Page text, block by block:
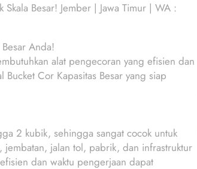
Besar! Jember | Jawa Timur | WA :
Anda!
alat pengecoran yang efisien dan
Cor Kapasitas Besar yang siap
2 kubik, sehingga sangat cocok untuk
jalan tol, pabrik, dan infrastruktur
dan waktu pengerjaan dapat